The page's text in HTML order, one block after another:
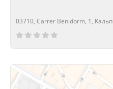
03710, Carrer Benidorm, 1, Кальп
Сейчас открыто!
Сейчас закрыто!